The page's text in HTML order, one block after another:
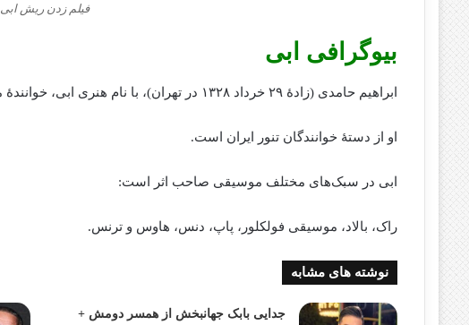
فیلم زدن ریش ابی
بیوگرافی ابی
ابراهیم حامدی (زادهٔ ۲۹ خرداد ۱۳۲۸ در تهران)، با نام هنری ابی، خوانندهٔ موسیقی پاپ ایرانی است.
او از دستهٔ خوانندگان تنور ایران است.
ابی در سبک‌های مختلف موسیقی صاحب اثر است:
راک، بالاد، موسیقی فولکلور، پاپ، دنس، هاوس و ترنس.
نوشته های مشابه
جدایی بابک جهانبخش از همسر دومش +